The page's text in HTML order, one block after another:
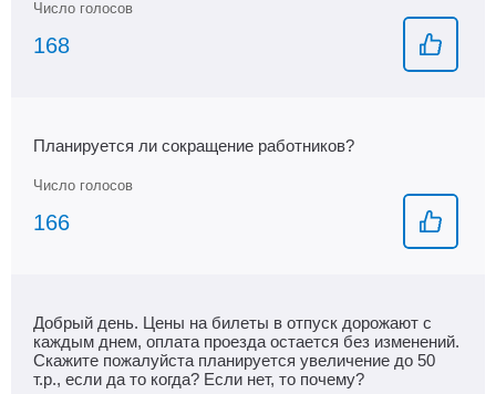
168
Планируется ли сокращение работников?
166
Добрый день. Цены на билеты в отпуск дорожают с
каждым днем, оплата проезда остается без изменений.
Скажите пожалуйста планируется увеличение до 50
т.р., если да то когда? Если нет, то почему?